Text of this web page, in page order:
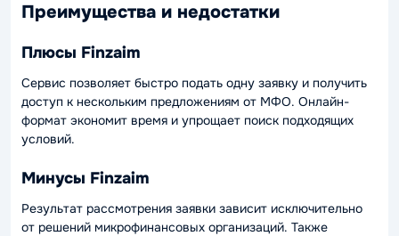
Преимущества и недостатки
Плюсы Finzaim
Сервис позволяет быстро подать одну заявку и получить
доступ к нескольким предложениям от МФО. Онлайн-
формат экономит время и упрощает поиск подходящих
условий.
Минусы Finzaim
Результат рассмотрения заявки зависит исключительно
от решений микрофинансовых организаций. Также